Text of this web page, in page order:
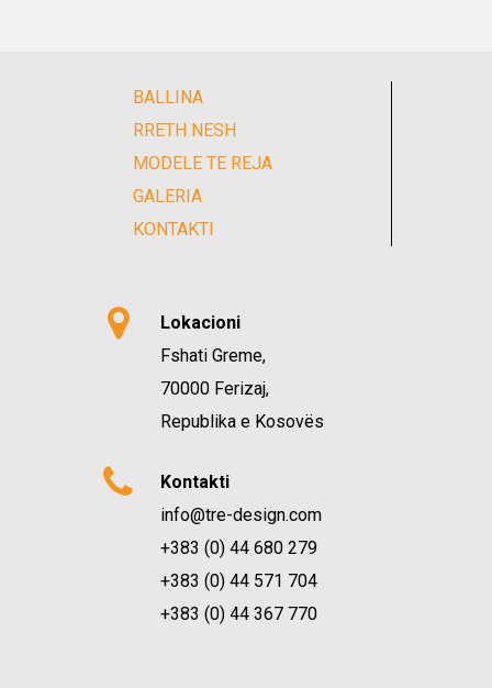
BALLINA
RRETH NESH
MODELE TE REJA
GALERIA
KONTAKTI
Lokacioni
Fshati Greme,
70000 Ferizaj,
Republika e Kosovës
Kontakti
info@tre-design.com
+383 (0) 44 680 279
+383 (0) 44 571 704
+383 (0) 44 367 770